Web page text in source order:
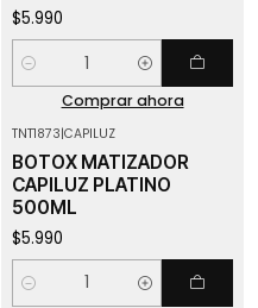
$5.990
Cantidad
Comprar ahora
TNT1873|CAPILUZ
BOTOX MATIZADOR
CAPILUZ PLATINO
500ML
$5.990
Cantidad